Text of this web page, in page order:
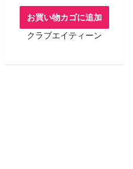
お買い物カゴに追加
クラブエイティーン